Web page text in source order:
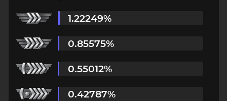
Авторизация
Логин
1.22249%
0.85575%
0.55012%
0.42787%